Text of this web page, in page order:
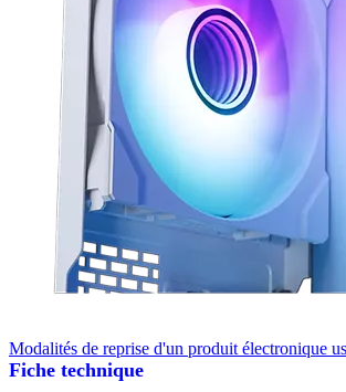
Fiche technique
Modalités de reprise d'un produit électronique